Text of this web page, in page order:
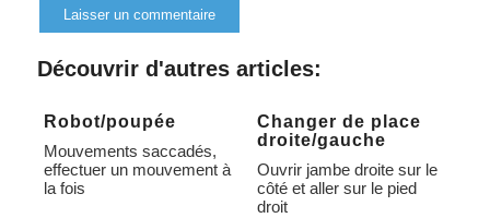
Alternative:
Découvrir d'autres articles:
Robot/poupée
Mouvements saccadés,
effectuer un mouvement à
la fois
Changer de place
droite/gauche
Ouvrir jambe droite sur le
côté et aller sur le pied
droit